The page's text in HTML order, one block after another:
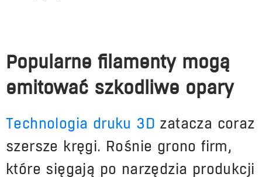
Popularne filamenty mogą
emitować szkodliwe opary
Technologia druku 3D zatacza coraz
szersze kręgi. Rośnie grono firm,
które sięgają po narzędzia produkcji